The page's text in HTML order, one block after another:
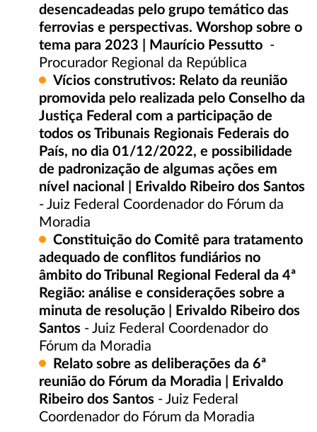
desencadeadas pelo grupo temático das
ferrovias e perspectivas. Worshop sobre o
tema para 2023 | Maurício Pessutto -
Procurador Regional da República
Vícios construtivos: Relato da reunião
promovida pelo realizada pelo Conselho da
Justiça Federal com a participação de
todos os Tribunais Regionais Federais do
País, no dia 01/12/2022, e possibilidade
de padronização de algumas ações em
nível nacional | Erivaldo Ribeiro dos Santos
- Juiz Federal Coordenador do Fórum da
Moradia
Constituição do Comitê para tratamento
adequado de conflitos fundiários no
âmbito do Tribunal Regional Federal da 4ª
Região: análise e considerações sobre a
minuta de resolução | Erivaldo Ribeiro dos
Santos - Juiz Federal Coordenador do
Fórum da Moradia
Relato sobre as deliberações da 6ª
reunião do Fórum da Moradia | Erivaldo
Ribeiro dos Santos - Juiz Federal
Coordenador do Fórum da Moradia